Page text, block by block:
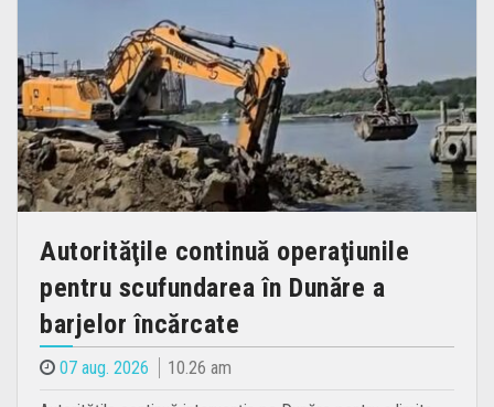
Autorităţile continuă operaţiunile
pentru scufundarea în Dunăre a
barjelor încărcate
07 aug. 2026 10.26 am